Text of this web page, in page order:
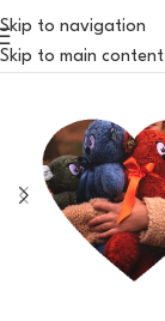
Skip to navigation
Skip to main content